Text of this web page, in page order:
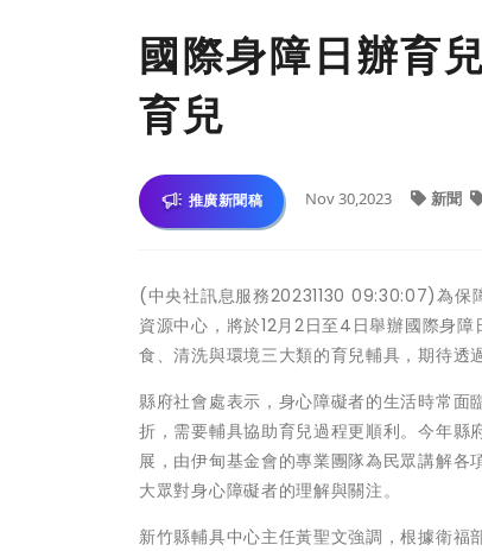
國際身障日辦育
育兒
推廣新聞稿 Nov 30,2023 新聞
(中央社訊息服務20231130 09:30:07)為保
資源中心，將於12月2日至4日舉辦國際身
食、清洗與環境三大類的育兒輔具，期待透
縣府社會處表示，身心障礙者的生活時常
折，需要輔具協助育兒過程更順利。今年
展，由伊甸基金會的專業團隊為民眾講解
大眾對身心障礙者的理解與關注。
新竹縣輔具中心主任黃聖文強調，根據衛福